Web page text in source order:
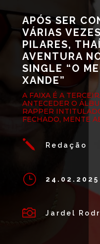
APÓS SER
VÁRIAS
PILARES,
AVENTURA
SINGLE “O
XANDE”
A FAIXA É A
ANTECEDER O
RAPPER
FECHADO, MENTE
j Redação
} 24.02.2025
 Jardel